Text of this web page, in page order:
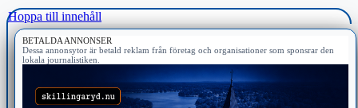
Hoppa till innehåll
BETALDA ANNONSER
Dessa annonsytor är betald reklam från företag och organisationer som sponsrar den
lokala journalistiken.